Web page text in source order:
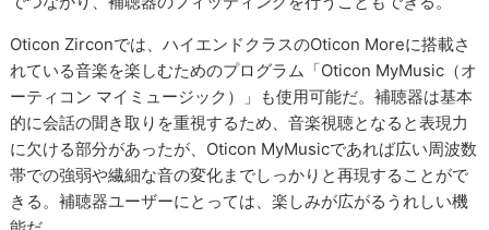
Oticon Zirconでは、ハイエンドクラスのOticon Moreに搭載さ
れている音楽を楽しむためのプログラム「Oticon MyMusic（オ
ーティコン マイミュージック）」も使用可能だ。補聴器は基本
的に会話の聞き取りを重視するため、音楽視聴となると表現力
に欠ける部分があったが、Oticon MyMusicであれば広い周波数
帯での強弱や繊細な音の変化までしっかりと再現することがで
きる。補聴器ユーザーにとっては、楽しみが広がるうれしい機